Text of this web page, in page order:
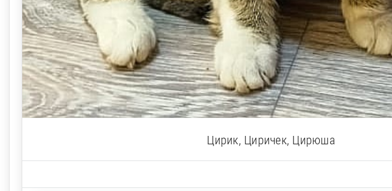
Цирик, Циричек, Цирюша